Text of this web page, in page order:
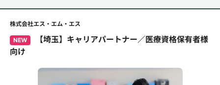
株式会社エス・エム・エス
NEW
【埼玉】キャリアパートナー／医療資格保有者様
向け